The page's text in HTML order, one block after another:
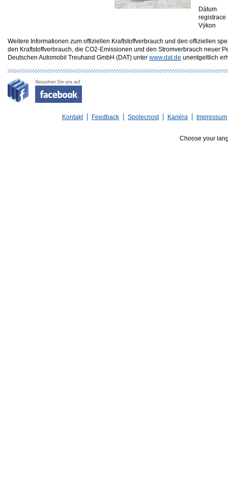
Dátum
registrace
Výkon
Weitere Informationen zum offiziellen Kraftstoffverbrauch und den offiziellen
den Kraftstoffverbrauch, die CO2-Emissionen und den Stromverbrauch neuer
Deutschen Automobil Treuhand GmbH (DAT) unter www.dat.de unentgeltlich
Kontakt Feedback Spolecnost Kariéra Impressum
Choose your